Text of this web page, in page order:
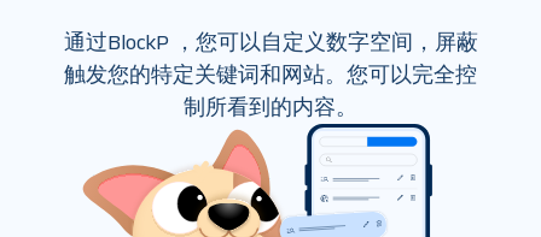
通过BlockP ，您可以自定义数字空间，屏蔽
触发您的特定关键词和网站。您可以完全控
制所看到的内容。